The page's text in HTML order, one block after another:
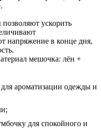
ускорить
напряжение в конце дня,
мешочка: лён +
ароматизации одежды и
для спокойного и